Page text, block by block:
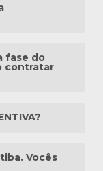
fase do
contratar
Algumas
possui
Vocês